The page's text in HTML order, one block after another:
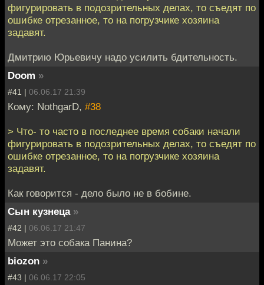
фигурировать в подозрительных делах, то съедят по
ошибке отрезанное, то на погрузчике хозяина
задавят.
Дмитрию Юрьевичу надо усилить бдительность.
Doom »
#41 | 06.06.17 21:39
Кому: NothgarD, #38
> Что- то часто в последнее время собаки начали
фигурировать в подозрительных делах, то съедят по
ошибке отрезанное, то на погрузчике хозяина
задавят.
Как говорится - дело было не в бобине.
Сын кузнеца »
#42 | 06.06.17 21:47
Может это собака Панина?
biozon »
#43 | 06.06.17 22:05